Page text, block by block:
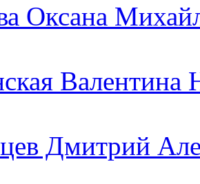
Оксана
Валентина
Дмитрий